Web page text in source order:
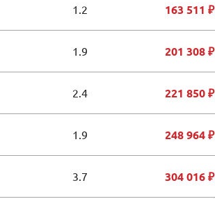
1.2 163 511 ₽
1.9 201 308 ₽
2.4 221 850 ₽
1.9 248 964 ₽
3.7 304 016 ₽